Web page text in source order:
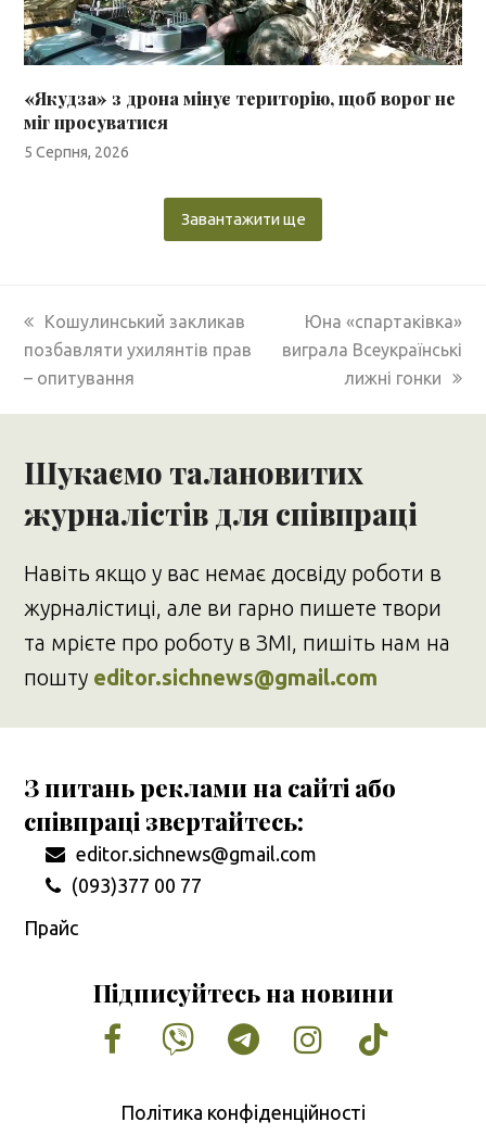
«Якудза» з дрона мінує територію, щоб ворог не
міг просуватися
5 Серпня, 2026
Завантажити ще
previous
post:
Кошулинський закликав
позбавляти ухилянтів прав
– опитування
next
post:
Юна «спартаківка»
виграла Всеукраїнські
лижні гонки
Шукаємо талановитих
журналістів для співпраці
Навіть якщо у вас немає досвіду роботи в
журналістиці, але ви гарно пишете твори
та мрієте про роботу в ЗМІ, пишіть нам на
пошту editor.sichnews@gmail.com
З питань реклами на сайті або
співпраці звертайтесь:
editor.sichnews@gmail.com
(093)377 00 77
Прайс
Підписуйтесь на новини
Facebook
VimeoTumblrInstagram
Tiktok
Політика конфіденційності